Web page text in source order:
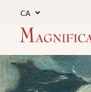
CA